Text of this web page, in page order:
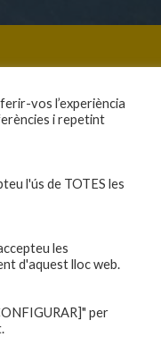
vos l’experiència
i repetint
l'ús de TOTES les
les
d'aquest lloc web.
per